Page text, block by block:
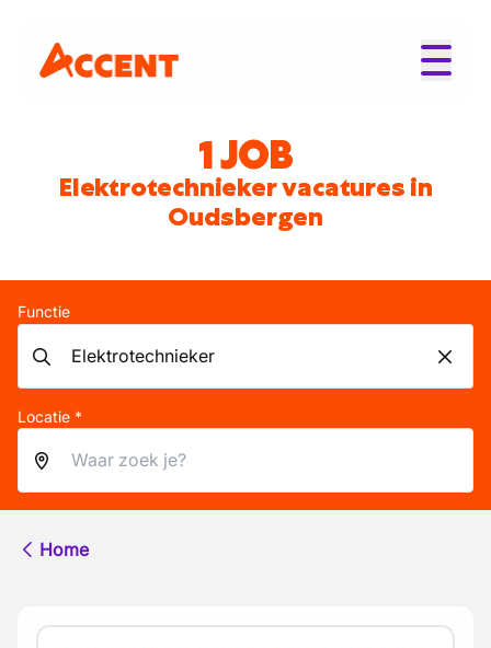
1 JOB
Elektrotechnieker vacatures in
Oudsbergen
Functie
Locatie *
Home